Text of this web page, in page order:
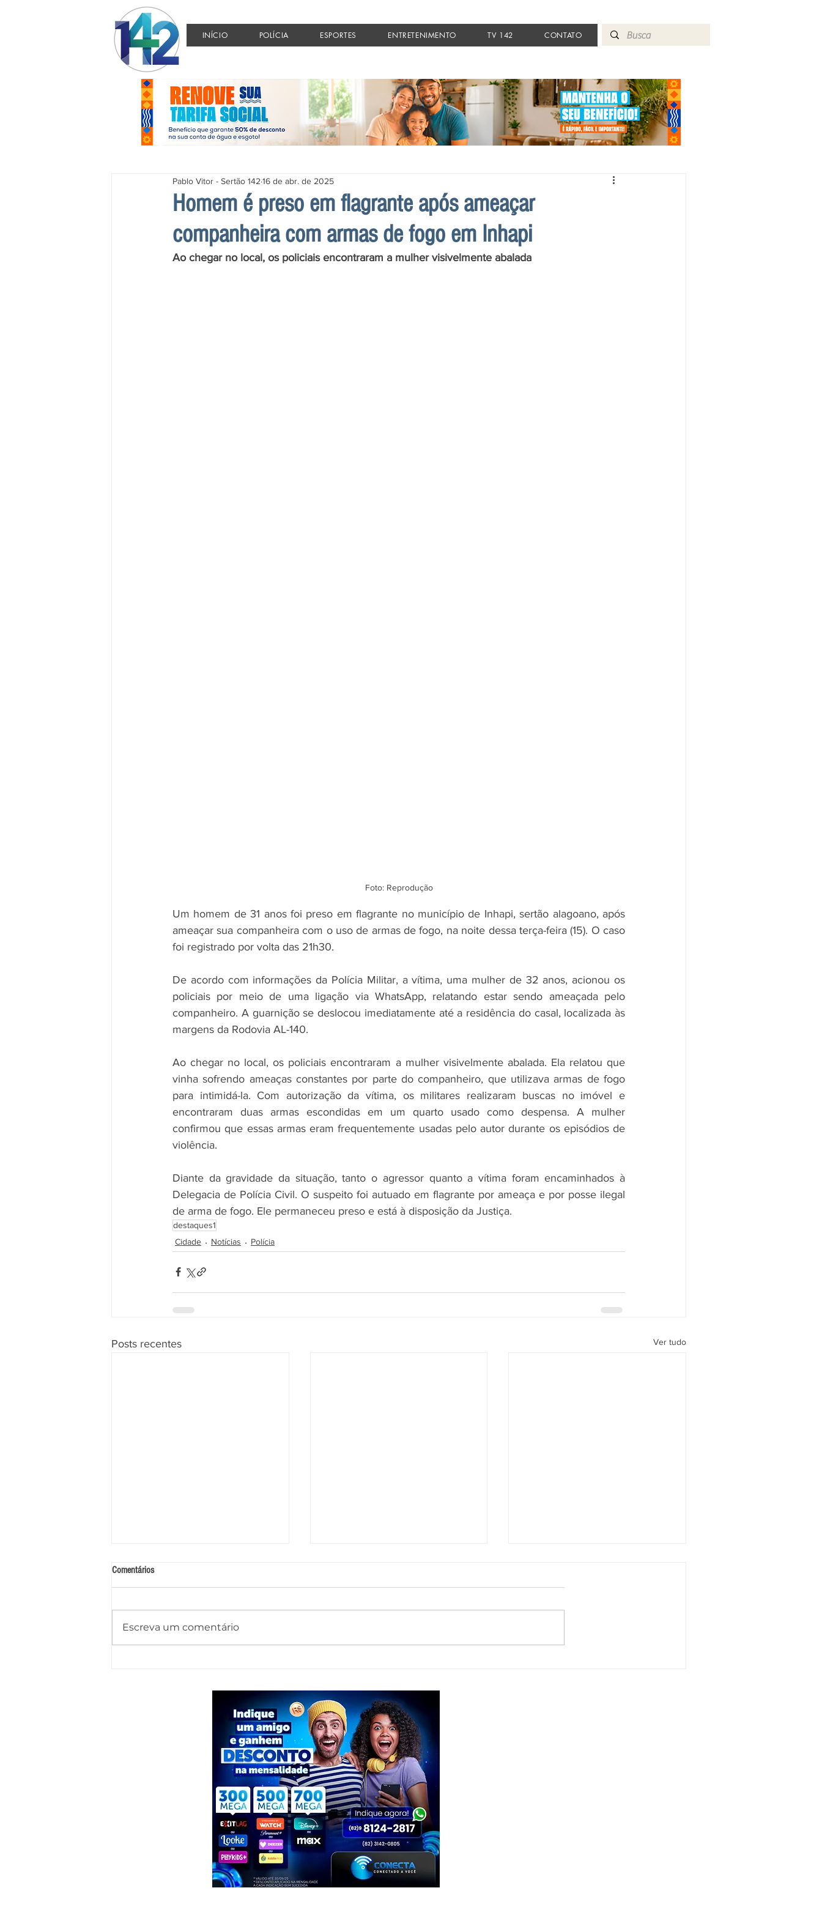
INÍCIO POLÍCIA ESPORTES ENTRETENIMENTO TV 142 CONTATO
Homem é preso em flagrante após ameaçar
companheira com armas de fogo em Inhapi
Pablo Vitor - Sertão 142 16 de abr. de 2025
Ao chegar no local, os policiais encontraram a mulher visivelmente abalada
Foto: Reprodução
Um homem de 31 anos foi preso em flagrante no município de Inhapi, sertão alagoano, após
ameaçar sua companheira com o uso de armas de fogo, na noite dessa terça-feira (15). O caso
foi registrado por volta das 21h30.
De acordo com informações da Polícia Militar, a vítima, uma mulher de 32 anos, acionou os
policiais por meio de uma ligação via WhatsApp, relatando estar sendo ameaçada pelo
companheiro. A guarnição se deslocou imediatamente até a residência do casal, localizada às
margens da Rodovia AL-140.
Ao chegar no local, os policiais encontraram a mulher visivelmente abalada. Ela relatou que
vinha sofrendo ameaças constantes por parte do companheiro, que utilizava armas de fogo
para intimidá-la. Com autorização da vítima, os militares realizaram buscas no imóvel e
encontraram duas armas escondidas em um quarto usado como despensa. A mulher
confirmou que essas armas eram frequentemente usadas pelo autor durante os episódios de
violência.
Diante da gravidade da situação, tanto o agressor quanto a vítima foram encaminhados à
Delegacia de Polícia Civil. O suspeito foi autuado em flagrante por ameaça e por posse ilegal
de arma de fogo. Ele permaneceu preso e está à disposição da Justiça.
destaques1
Cidade
Notícias Polícia
Posts recentes Ver tudo
conjunta das polícias de AL e PE
Inhapi
Comentários
Escreva um comentário